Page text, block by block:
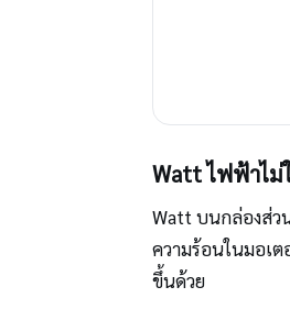
Watt ไฟฟ้าไม่
Watt บนกล่องส่
ความร้อนในมอเ
ขึ้นด้วย